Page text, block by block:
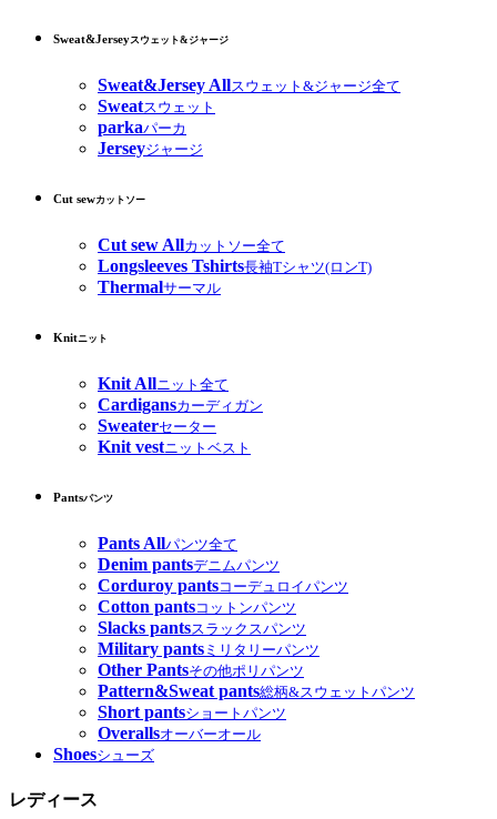
Sweat&Jerseyスウェット&ジャージ
Sweat&Jersey Allスウェット&ジャージ全て
Sweatスウェット
parkaパーカ
Jerseyジャージ
Cut sewカットソー
Cut sew Allカットソー全て
Longsleeves Tshirts長袖Tシャツ(ロンT)
Thermalサーマル
Knitニット
Knit Allニット全て
Cardigansカーディガン
Sweaterセーター
Knit vestニットベスト
Pantsパンツ
Pants Allパンツ全て
Denim pantsデニムパンツ
Corduroy pantsコーデュロイパンツ
Cotton pantsコットンパンツ
Slacks pantsスラックスパンツ
Military pants ミリタリーパンツ
Other Pantsその他ポリパンツ
Pattern&Sweat pants総柄&スウェットパンツ
Short pantsショートパンツ
Overallsオーバーオール
Shoesシューズ
レディース